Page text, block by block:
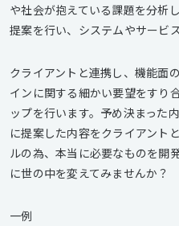
や社会が抱えている課題を分析
提案を行い、システムやサービ
クライアントと連携し、機能面
インに関する細かい要望をすり
ップを行います。予め決まった
に提案した内容をクライアント
ルの為、本当に必要なものを開
に世の中を変えてみませんか？
一例